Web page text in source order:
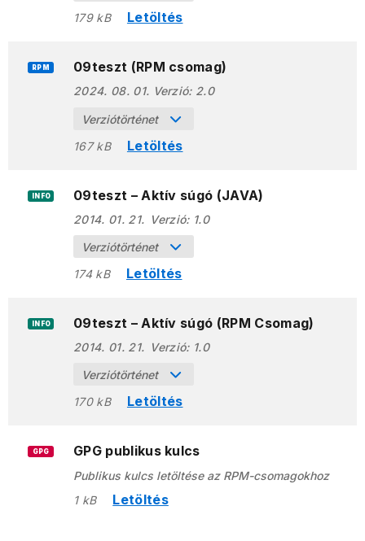
179 kB
Letöltés
RPM 09teszt (RPM csomag)
2024. 08. 01. Verzió: 2.0
Verziótörténet
167 kB
Letöltés
INFO 09teszt – Aktív súgó (JAVA)
2014. 01. 21. Verzió: 1.0
Verziótörténet
174 kB
Letöltés
INFO 09teszt – Aktív súgó (RPM Csomag)
2014. 01. 21. Verzió: 1.0
Verziótörténet
170 kB
Letöltés
GPG GPG publikus kulcs
Publikus kulcs letöltése az RPM-csomagokhoz
1 kB
Letöltés